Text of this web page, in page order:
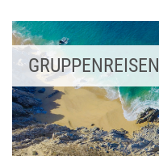
GRUPPENREISEN